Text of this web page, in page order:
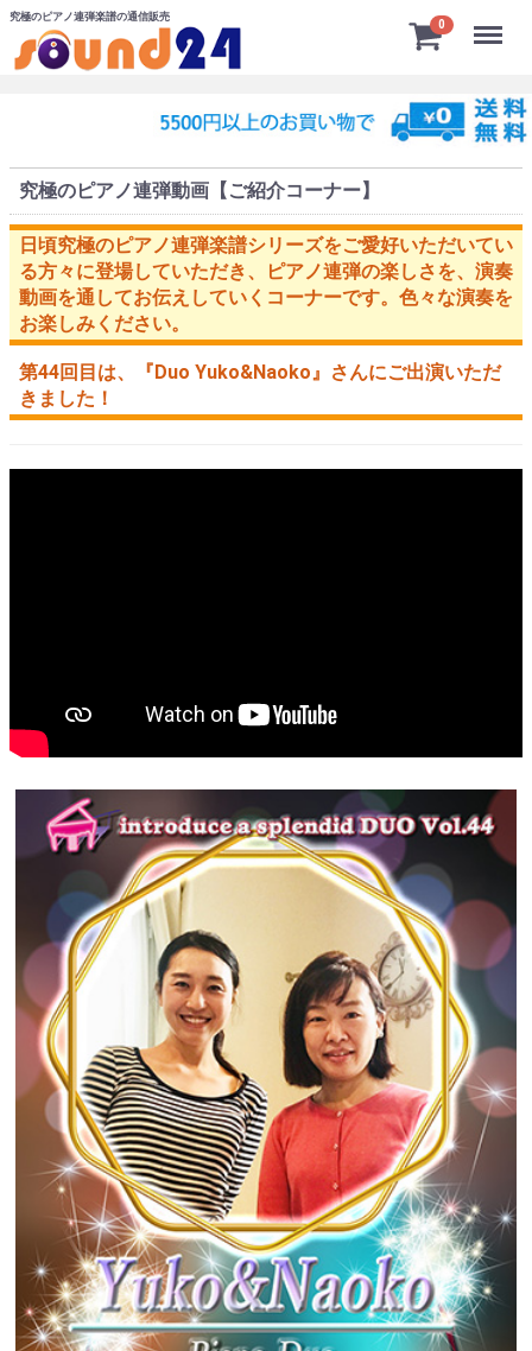
究極のピアノ連弾楽譜の通信販売
0 Menu
究極のピアノ連弾動画【ご紹介コーナー】
日頃究極のピアノ連弾楽譜シリーズをご愛好いただいてい
る方々に登場していただき、ピアノ連弾の楽しさを、演奏
動画を通してお伝えしていくコーナーです。色々な演奏を
お楽しみください。
第44回目は、 『Duo Yuko&Naoko』 さんにご出演いただ
きました！